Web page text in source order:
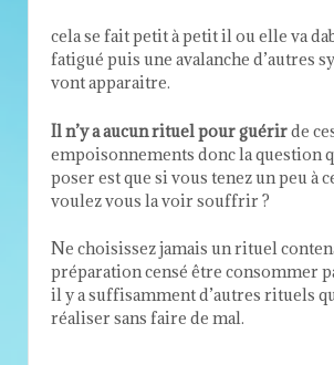
cela se fait petit à petit il ou elle va
fatigué puis une avalanche d’autres
vont apparaitre.
Il n’y a aucun rituel pour guérirde
empoisonnements donc la question
poser est que si vous tenez un peu à
voulez vous la voir souffrir ?
Ne choisissez jamais un rituel
préparation censé être consommer
il y a suffisamment d’autres rituels
réaliser sans faire de mal.